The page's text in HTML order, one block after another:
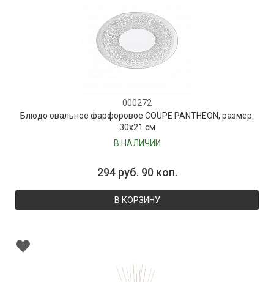
000272
Блюдо овальное фарфоровое COUPE PANTHEON, размер:
30х21 см
В НАЛИЧИИ
294 руб. 90 коп.
В КОРЗИНУ